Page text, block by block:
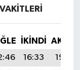
İKINDI
16:33
19:45